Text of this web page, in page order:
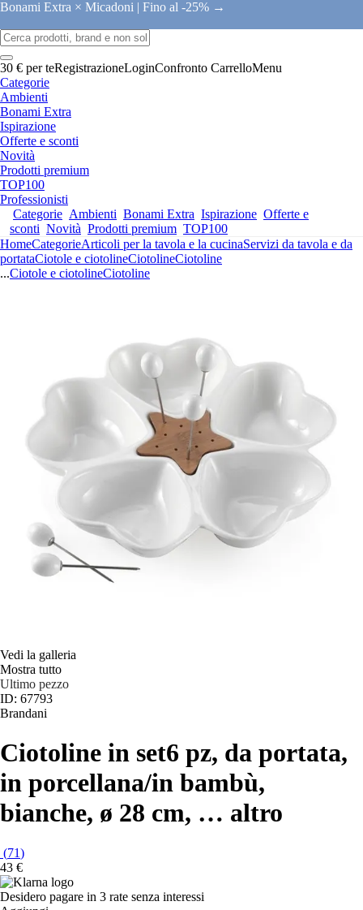
Bonami Extra × Micadoni | Fino al -25% →
30 € per teRegistrazioneLoginConfronto CarrelloMenu
Categorie
Ambienti
Bonami Extra
Ispirazione
Offerte e sconti
Novità
Prodotti premium
TOP100
Professionisti
Categorie Ambienti Bonami Extra Ispirazione Offerte e
sconti Novità Prodotti premium TOP100
HomeCategorieArticoli per la tavola e la cucinaServizi da tavola e da
portataCiotole e ciotolineCiotolineCiotoline
...Ciotole e ciotolineCiotoline
Vedi la galleria
Mostra tutto
Ultimo pezzo
ID: 67793
Brandani
Ciotoline in set6 pz, da portata,
in porcellana/in bambù,
bianche, ø 28 cm, … altro
(71)
43 €
Desidero pagare in 3 rate senza interessi